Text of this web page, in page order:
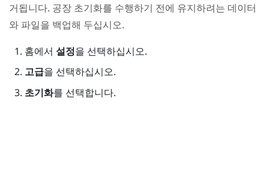
거됩니다. 공장 초기화를 수행하기 전에 유지하려는 데이터
와 파일을 백업해 두십시오.
홈에서 설정을 선택하십시오.
고급을 선택하십시오.
초기화를 선택합니다.